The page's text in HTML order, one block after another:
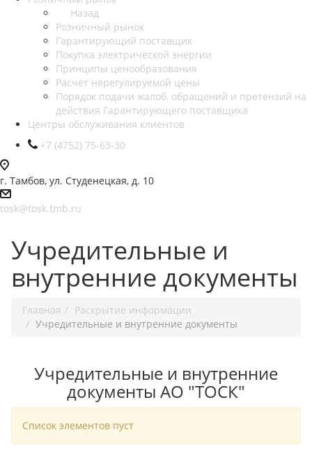
Назад
Розничный рынок
Гарантирующий поставщик
Покупка электрической энергии
Принципы ценообразования
Расчет нерегулируемой цены
Порядок подачи жалоб, обращений и претензий на
действия Гарантирующего поставщика
Центры обслуживания клиентов
+7 (4752) 75-63-30
г. Тамбов, ул. Студенецкая, д. 10
tosk@tosk.tmb.ru
Учредительные и
внутренние документы
Главная
Раскрытие информации
Учредительные и внутренние документы
Учредительные и внутренние
документы АО "ТОСК"
Список элементов пуст